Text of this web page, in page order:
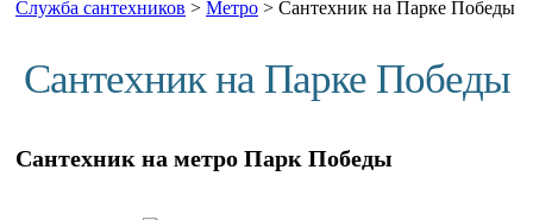
Служба сантехников > Метро > Сантехник на Парке Победы
Сантехник на Парке Победы
Сантехник на метро Парк Победы